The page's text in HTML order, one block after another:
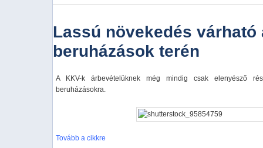
Lassú növekedés várható
beruházások terén
A KKV-k árbevételüknek még mindig csak elenyésző
beruházásokra.
Tovább a cikkre